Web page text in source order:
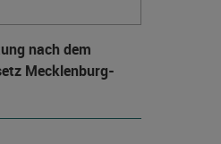
nach dem
Mecklenburg-